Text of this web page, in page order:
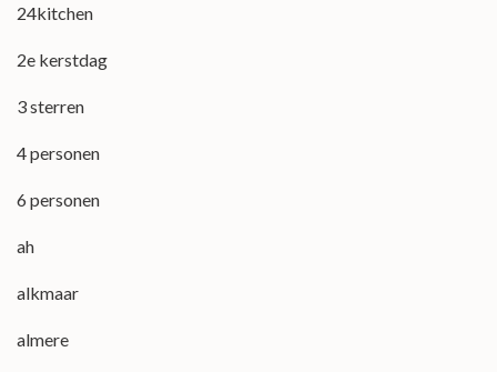
24kitchen
2e kerstdag
3 sterren
4 personen
6 personen
ah
alkmaar
almere